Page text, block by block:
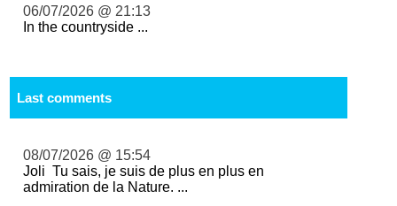
06/07/2026 @ 21:13
In the countryside ...
Last comments
08/07/2026 @ 15:54
Joli Tu sais, je suis de plus en plus en
admiration de la Nature. ...